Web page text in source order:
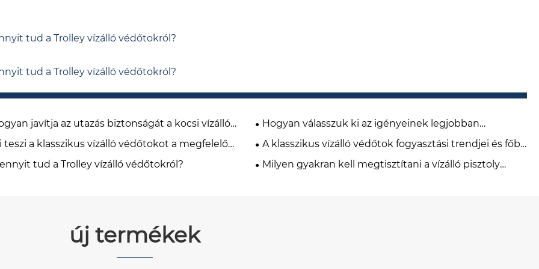
tud a Trolley vízálló védőtokról?
tud a Trolley vízálló védőtokról?
javítja az utazás biztonságát a kocsi vízálló
Hogyan válasszuk ki az igényeinek legjobban
megfelelő mikro vízálló védőtokot?
teszi a klasszikus vízálló védőtokot a megfelelő
a berendezés hosszú távú védelméhez?
A klasszikus vízálló védőtok fogyasztási trendjei és főbb
jellemzői
tud a Trolley vízálló védőtokról?
Milyen gyakran kell megtisztítani a vízálló pisztoly
új termékek